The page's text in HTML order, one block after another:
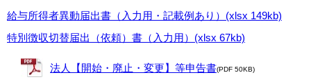
給与所得者異動届出書（入力用・記載例あり）(xlsx 149kb)
特別徴収切替届出（依頼）書（入力用）(xlsx 67kb)
法人【開始・廃止・変更】等申告書(PDF 50KB)